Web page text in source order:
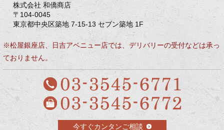
株式会社 和僑商店
〒104-0045
東京都中央区築地 7-15-13 セブン築地 1F
※松屋銀座店、日吉アベニュー店では、デリバリーの受付などは承っ
ておりません。
今すぐカンタンご相談